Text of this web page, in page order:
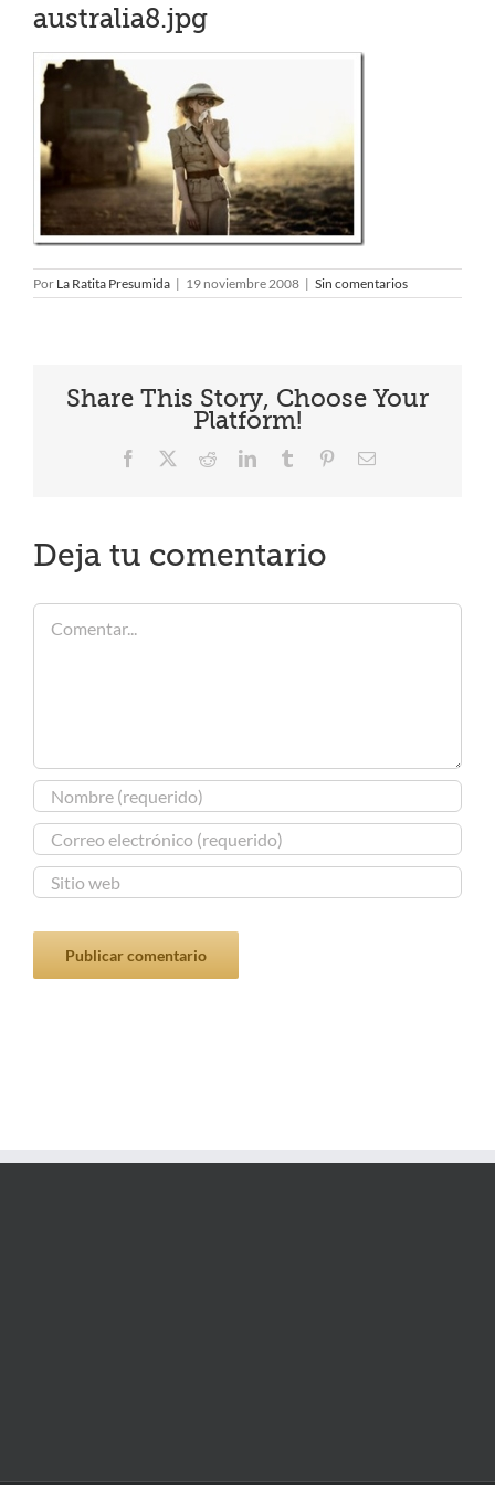
australia8.jpg
Por La Ratita Presumida | 19 noviembre 2008 | Sin comentarios
Share This Story, Choose Your
Platform!
Facebook RedditLinkedInTumblr PinterestCorreo
Deja tu comentario
Comentar